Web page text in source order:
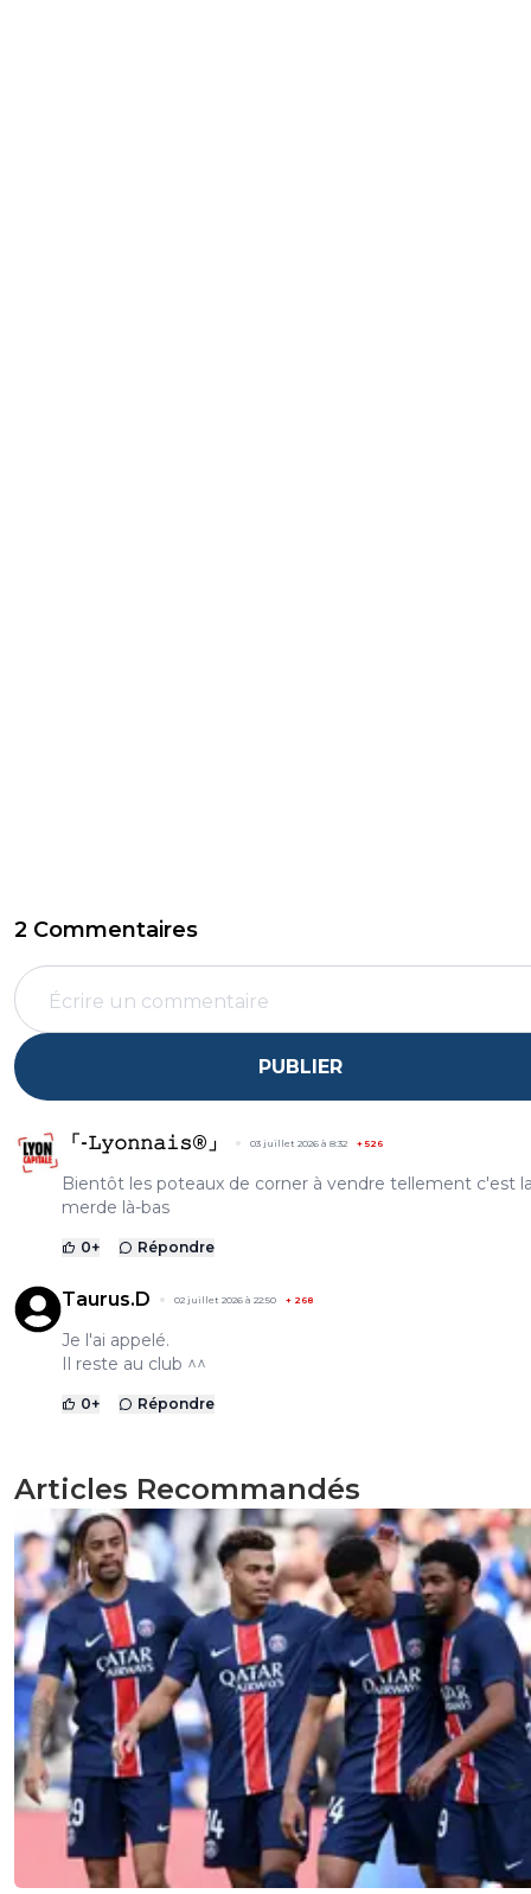
2 Commentaires
PUBLIER
「-𝙻𝚢𝚘𝚗𝚗𝚊𝚒𝚜®」 03 juillet 2026 à 8:32 +526
Bientôt les poteaux de corner à vendre tellement c'est
merde là-bas
0+ Répondre
Taurus.D 02 juillet 2026 à 22:50 + 268
Je l'ai appelé.
Il reste au club ^^
0+ Répondre
Articles Recommandés